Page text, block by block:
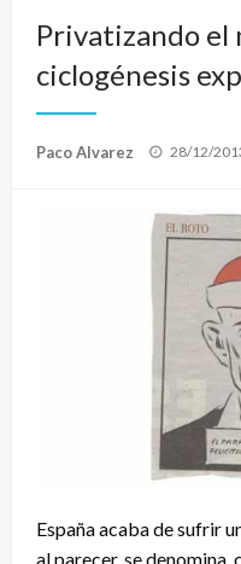
Privatizando
ciclogénesis
Paco Alvarez
Publicado
28/12/
España acaba de sufrir
al parecer, se denomina